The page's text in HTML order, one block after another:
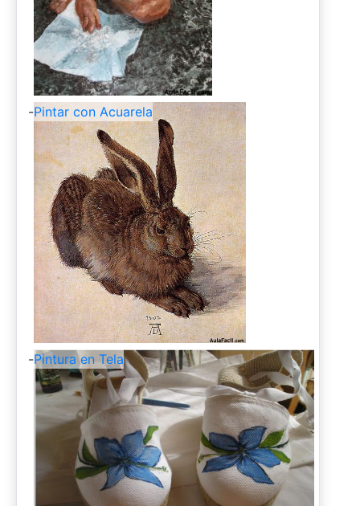
-Pintar con Acuarela
-Pintura en Tela